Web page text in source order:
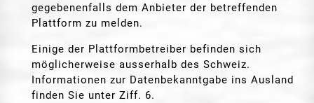
gegebenenfalls dem Anbieter der betreffenden
Plattform zu melden.
Einige der Plattformbetreiber befinden sich
möglicherweise ausserhalb des Schweiz.
Informationen zur Datenbekanntgabe ins Ausland
finden Sie unter Ziff. 6.